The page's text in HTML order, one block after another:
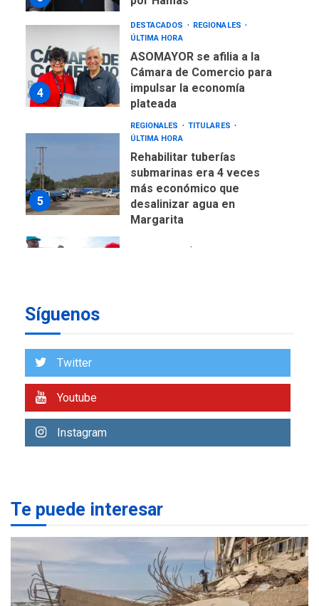
4
DESTACADOS
REGIONALES
ÚLTIMA HORA
ASOMAYOR se afilia a la
Cámara de Comercio para
impulsar la economía
plateada
5
REGIONALES
TITULARES
ÚLTIMA HORA
Rehabilitar tuberías
submarinas era 4 veces
más económico que
desalinizar agua en
Margarita
6
7
atendiendo falta de agua
2
LATINOAMÉRICA Y CARIBE
Seis muertos en Colombia
en combates contra grupos
armados
Síguenos
Twitter
Youtube
Instagram
Te puede interesar